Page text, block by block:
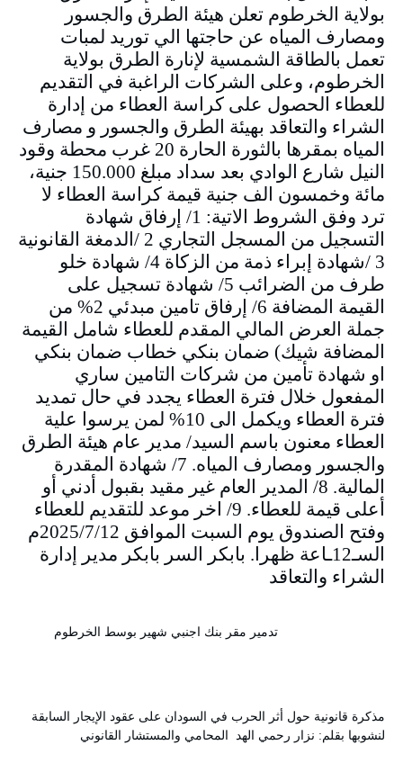
بولاية الخرطوم تعلن هيئة الطرق والجسور
ومصارف المياه عن حاجتها الي توريد لمبات
تعمل بالطاقة الشمسية لإنارة الطرق بولاية
الخرطوم، وعلى الشركات الراغبة في التقديم
للعطاء الحصول على كراسة العطاء من إدارة
الشراء والتعاقد بهيئة الطرق والجسور و مصارف
المياه بمقرها بالثورة الحارة 20 غرب محطة وقود
النيل شارع الوادي بعد سداد مبلغ 150.000 جنية،
مائة وخمسون الف جنية قيمة كراسة العطاء لا
ترد وفق الشروط الاتية: 1/ إرفاق شهادة
التسجيل من المسجل التجاري 2 /الدمغة القانونية
3 /شهادة إبراء ذمة من الزكاة 4/ شهادة خلو
طرف من الضرائب 5/ شهادة تسجيل على
القيمة المضافة 6/ إرفاق تامين مبدئي 2% من
جملة العرض المالي المقدم للعطاء شامل القيمة
المضافة شيك) ضمان بنكي خطاب ضمان بنكي
او شهادة تأمين من شركات التامين ساري
المفعول خلال فترة العطاء يجدد في حال تمديد
فترة العطاء ويكمل الى 10% لمن يرسوا علية
العطاء معنون باسم السيد/ مدير عام هيئة الطرق
والجسور ومصارف المياه. 7/ شهادة المقدرة
المالية. 8/ المدير العام غير مقيد بقبول أدني أو
أعلى قيمة للعطاء. 9/ اخر موعد للتقديم للعطاء
وفتح الصندوق يوم السبت الموافق 2025/7/12م
السـ12ـاعة ظهرا. بابكر السر بابكر مدير إدارة
الشراء والتعاقد
تدمير مقر بنك اجنبي شهير بوسط الخرطوم
مذكرة قانونية حول أثر الحرب في السودان على عقود الإيجار السابقة
لنشوبها بقلم: نزار رحمي الهد المحامي والمستشار القانوني